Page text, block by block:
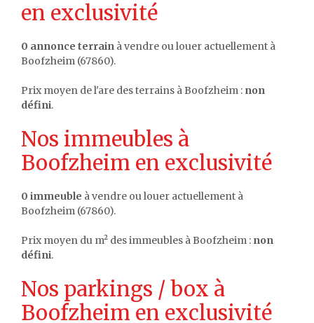
en exclusivité
0 annonce terrain à vendre ou louer actuellement à
Boofzheim (67860).
Prix moyen de l'are des terrains à Boofzheim : non
défini.
Nos immeubles à
Boofzheim en exclusivité
0 immeuble à vendre ou louer actuellement à
Boofzheim (67860).
Prix moyen du m² des immeubles à Boofzheim : non
défini.
Nos parkings / box à
Boofzheim en exclusivité